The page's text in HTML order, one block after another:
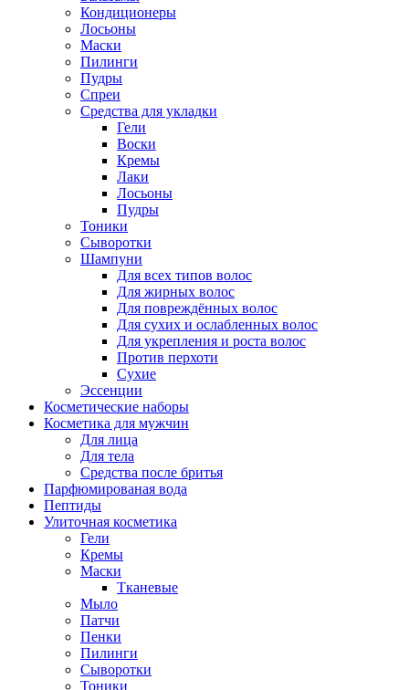
Кондиционеры
Лосьоны
Маски
Пилинги
Пудры
Спреи
Средства для укладки
Гели
Воски
Кремы
Лаки
Лосьоны
Пудры
Тоники
Сыворотки
Шампуни
Для всех типов волос
Для жирных волос
Для повреждённых волос
Для сухих и ослабленных волос
Для укрепления и роста волос
Против перхоти
Сухие
Эссенции
Косметические наборы
Косметика для мужчин
Для лица
Для тела
Средства после бритья
Парфюмированая вода
Пептиды
Улиточная косметика
Гели
Кремы
Маски
Тканевые
Мыло
Патчи
Пенки
Пилинги
Сыворотки
Тоники